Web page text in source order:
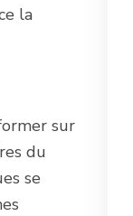
la
sur
du
se